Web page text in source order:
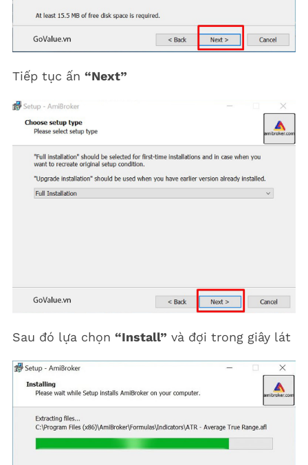
Tiếp tục ấn “Next”
Sau đó lựa chọn “Install” và đợi trong giây lát